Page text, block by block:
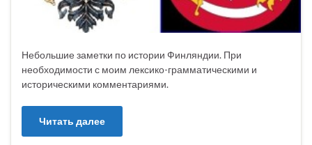
Небольшие заметки по истории Финляндии. При
необходимости с моим лексико-грамматическими и
историческими комментариями.
Читать далее